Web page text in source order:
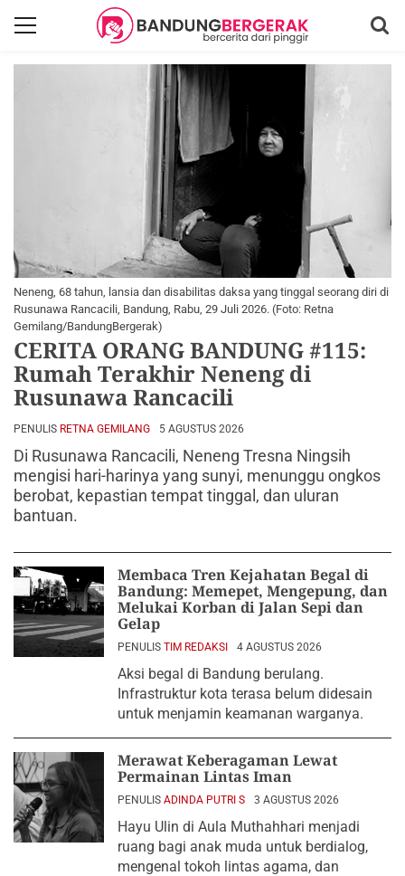
Neneng, 68 tahun, lansia dan disabilitas daksa yang tinggal seorang diri di
Rusunawa Rancacili, Bandung, Rabu, 29 Juli 2026. (Foto: Retna
Gemilang/BandungBergerak)
CERITA ORANG BANDUNG #115:
Rumah Terakhir Neneng di
Rusunawa Rancacili
PENULIS RETNA GEMILANG 5 AGUSTUS 2026
Di Rusunawa Rancacili, Neneng Tresna Ningsih
mengisi hari-harinya yang sunyi, menunggu ongkos
berobat, kepastian tempat tinggal, dan uluran
bantuan.
Membaca Tren Kejahatan Begal di
Bandung: Memepet, Mengepung, dan
Melukai Korban di Jalan Sepi dan
Gelap
PENULIS TIM REDAKSI 4 AGUSTUS 2026
Aksi begal di Bandung berulang.
Infrastruktur kota terasa belum didesain
untuk menjamin keamanan warganya.
Merawat Keberagaman Lewat
Permainan Lintas Iman
PENULIS ADINDA PUTRI S 3 AGUSTUS 2026
Hayu Ulin di Aula Muthahhari menjadi
ruang bagi anak muda untuk berdialog,
mengenal tokoh lintas agama, dan